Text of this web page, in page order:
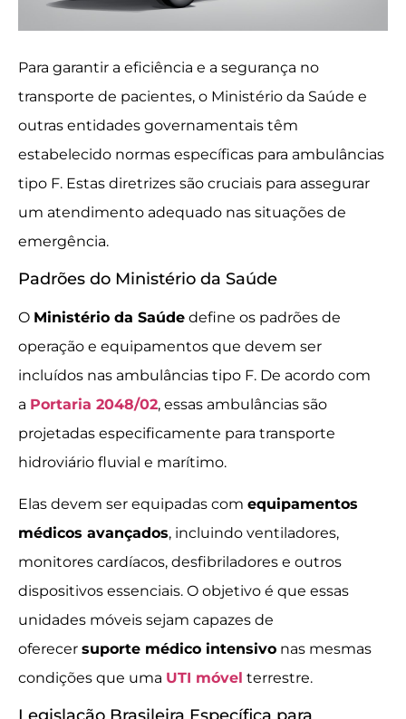
Para garantir a eficiência e a segurança no
transporte de pacientes, o Ministério da Saúde e
outras entidades governamentais têm
estabelecido normas específicas para ambulâncias
tipo F. Estas diretrizes são cruciais para assegurar
um atendimento adequado nas situações de
emergência.
Padrões do Ministério da Saúde
O Ministério da Saúde define os padrões de
operação e equipamentos que devem ser
incluídos nas ambulâncias tipo F. De acordo com
a Portaria 2048/02, essas ambulâncias são
projetadas especificamente para transporte
hidroviário fluvial e marítimo.
Elas devem ser equipadas com equipamentos
médicos avançados, incluindo ventiladores,
monitores cardíacos, desfibriladores e outros
dispositivos essenciais. O objetivo é que essas
unidades móveis sejam capazes de
oferecer suporte médico intensivo nas mesmas
condições que uma UTI móvel terrestre.